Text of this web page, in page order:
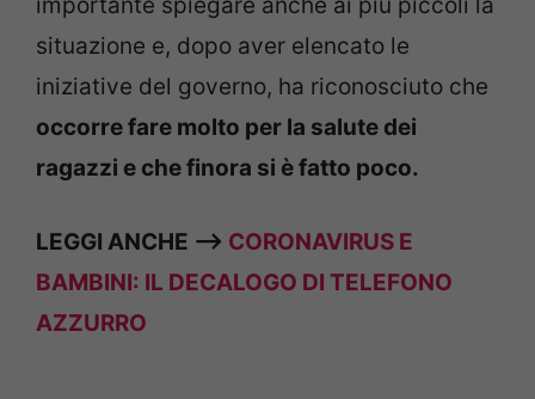
situazione e, dopo aver elencato le
iniziative del governo, ha riconosciuto che
occorre fare molto per la salute dei
ragazzi e che finora si è fatto poco.
LEGGI ANCHE —> CORONAVIRUS E
BAMBINI: IL DECALOGO DI TELEFONO
AZZURRO